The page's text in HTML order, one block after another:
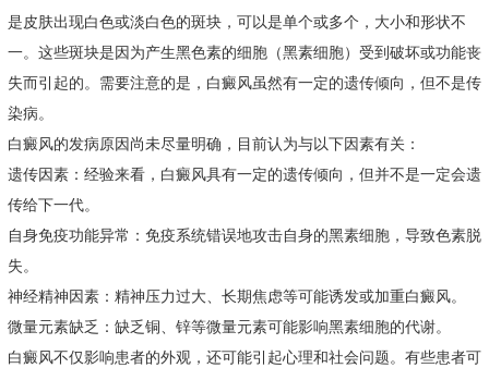
是皮肤出现白色或淡白色的斑块，可以是单个或多个，大小和形状不
一。这些斑块是因为产生黑色素的细胞（黑素细胞）受到破坏或功能丧
失而引起的。需要注意的是，白癜风虽然有一定的遗传倾向，但不是传
染病。
白癜风的发病原因尚未尽量明确，目前认为与以下因素有关：
遗传因素：经验来看，白癜风具有一定的遗传倾向，但并不是一定会遗
传给下一代。
自身免疫功能异常：免疫系统错误地攻击自身的黑素细胞，导致色素脱
失。
神经精神因素：精神压力过大、长期焦虑等可能诱发或加重白癜风。
微量元素缺乏：缺乏铜、锌等微量元素可能影响黑素细胞的代谢。
白癜风不仅影响患者的外观，还可能引起心理和社会问题。有些患者可